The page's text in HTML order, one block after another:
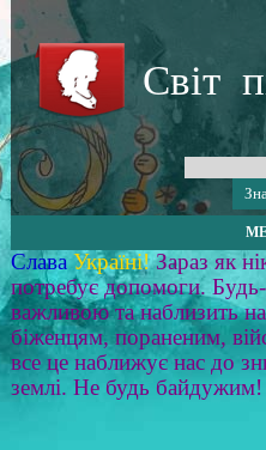
Світ
Слава Україні! Зараз як
потребує допомоги.
важливою та наблизить
біженцям, пораненим,
все це наближує нас до
землі. Не будь